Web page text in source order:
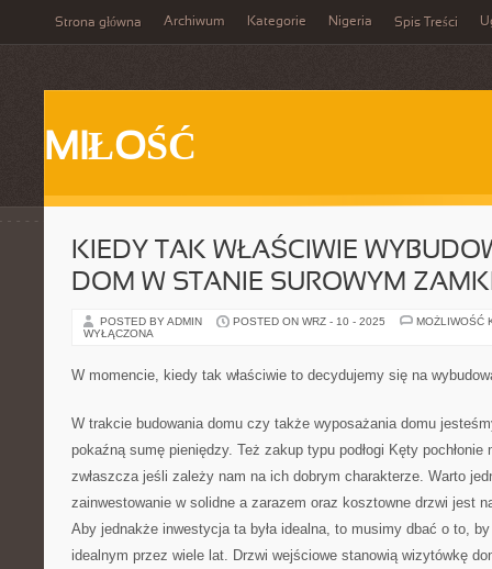
Strona główna Archiwum Kategorie Nigeria Spis Treści
MIŁOŚĆ
KIEDY TAK WŁAŚCIWIE
DOM W STANIE SUROWYM
POSTED BY ADMIN POSTED ON WRZ - 10 - 2025
MOŻLIWOŚĆ
WYŁĄCZONA
W momencie, kiedy tak właściwie to decydujemy się na
W trakcie budowania domu czy także wyposażania domu
pokaźną sumę pieniędzy. Też zakup typu podłogi Kęty pochłonie
zwłaszcza jeśli zależy nam na ich dobrym charakterze. Warto
zainwestowanie w solidne a zarazem oraz kosztowne drzwi jest
Aby jednakże inwestycja ta była idealna, to musimy dbać o to,
idealnym przez wiele lat. Drzwi wejściowe stanowią wizytówkę